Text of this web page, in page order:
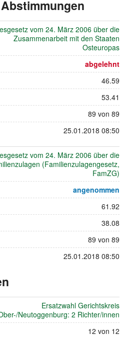
26.
2006
vom 24. März 2006 über die
Zusammenarbeit mit den Staaten
Osteuropas
abgelehnt
46.59
53.41
89 von 89
25.01.2018 08:50
vom 24. März 2006 über die
(Familienzulagengesetz,
FamZG)
angenommen
61.92
38.08
89 von 89
25.01.2018 08:50
26.
November
2006
Ersatzwahl Gerichtskreis
Neutoggenburg: 2 Richter/innen
12 von 12